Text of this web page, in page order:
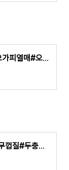
#오가피의 효능과 먹는법#오가피열매#오가피건재 #오가피분말#오가피묘목#오가피가루#오가피환#
#두충나무껍질효능#두충나무껍질#두충차#두충나무껍질차#두충나무부작용#두충나무효능#두충나